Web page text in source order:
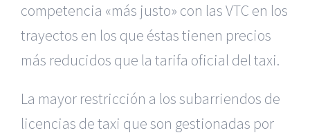
competencia «más justo» con las VTC en los
trayectos en los que éstas tienen precios
más reducidos que la tarifa oficial deltaxi.
La mayor restricción a los subarriendos de
licencias de taxi queson gestionadas por